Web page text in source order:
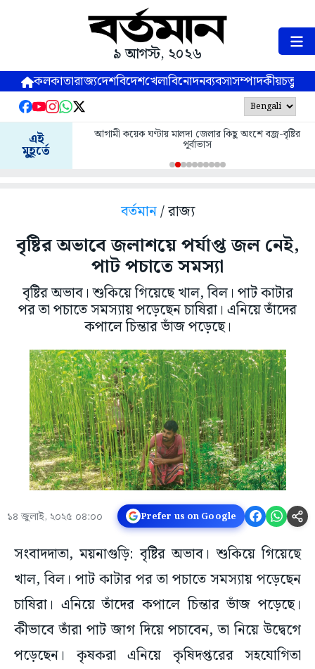
৯ আগস্ট, ২০২৬
কলকাতারাজ্যদেশবিদেশখেলাবিনোদনব্যবসাসম্পাদকীয়
এই
মুহূর্তে
আগামী কয়েক ঘণ্টায় মালদা জেলার কিছু অংশে বজ্র-বৃষ্টির
পূর্বাভাস
বর্তমান/ রাজ্য
বৃষ্টির অভাবে জলাশয়ে পর্যাপ্ত জল নেই,
পাট পচাতে সমস্যা
বৃষ্টির অভাব। শুকিয়ে গিয়েছে খাল, বিল। পাট কাটার
পর তা পচাতে সমস্যায় পড়েছেন চাষিরা। এনিয়ে তাঁদের
কপালে চিন্তার ভাঁজ পড়েছে।
১৪ জুলাই, ২০২৫ ০৪:০০ Prefer us on Google
সংবাদদাতা, ময়নাগুড়ি: বৃষ্টির অভাব। শুকিয়ে গিয়েছে
খাল, বিল। পাট কাটার পর তা পচাতে সমস্যায় পড়েছেন
চাষিরা। এনিয়ে তাঁদের কপালে চিন্তার ভাঁজ পড়েছে।
কীভাবে তাঁরা পাট জাগ দিয়ে পচাবেন, তা নিয়ে উদ্বেগে
পড়েছেন। কৃষকরা এনিয়ে কৃষিদপ্তরের সহযোগিতা